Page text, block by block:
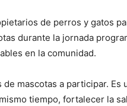
de perros y gatos
durante la jornada
en la comunidad.
mascotas a participar. Es
tiempo, fortalecer la